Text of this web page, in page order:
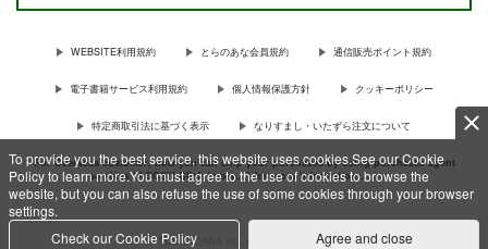
To provide you the best service, this website uses cookies.See our Cookie
Policy to learn more.You must agree to the use of cookies to browse the
website, but you can also refuse the use of some cookies through your browser
settings.
Check our Cookie Policy
Agree and close
WEBSITE利用規約 とらのあな会員規約 通信販売ポイント規約
電子書籍サービス利用規約 個人情報保護方針 クッキーポリシー
特定商取引法に基づく表示 なりすまし・いたずら注文について
For Overseas customer, now you can ship your purchases by using purchases agent
services “AOCS”! Click {more…} for more information …more
c TORANOANA Inc, All Rights Reserved.